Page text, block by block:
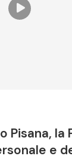
Pisana, la
e